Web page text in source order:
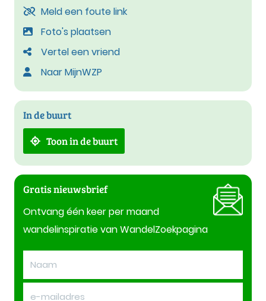
Meld een foute link
Foto's plaatsen
Vertel een vriend
Naar MijnWZP
In de buurt
Toon in de buurt
Gratis nieuwsbrief
Ontvang één keer per maand
wandelinspiratie van WandelZoekpagina